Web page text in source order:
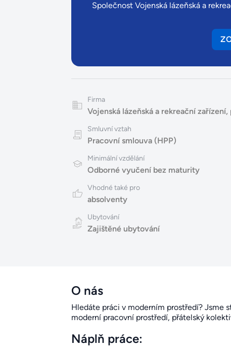
Společnost Vojenská lázeňská a
Firma
Vojenská lázeňská a rekreační
Smluvní vztah
Pracovní smlouva (HPP)
Minimální vzdělání
Odborné vyučení bez maturity
Vhodné také pro
absolventy
Ubytování
Zajištěné ubytování
O nás
Hledáte práci v moderním prostředí? Jsme
moderní pracovní prostředí, přátelský
Náplň práce: